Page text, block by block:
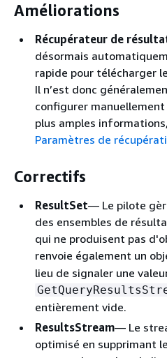
Améliorations
Récupérateur de
désormais
rapide pour télécharger
Il n’est donc
configurer
plus amples
Paramètres de
Correctifs
ResultSet— Le pilote
des ensembles de
qui ne produisent pas
renvoie également un
lieu de signaler une
entièrement vide.
ResultsStream— Le
optimisé en supprimant